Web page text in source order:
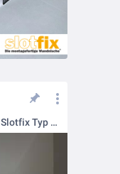
Praxisbeispiel: Privathaus mit Slotfix Typ 60x16x12 in der Vorsatzschale